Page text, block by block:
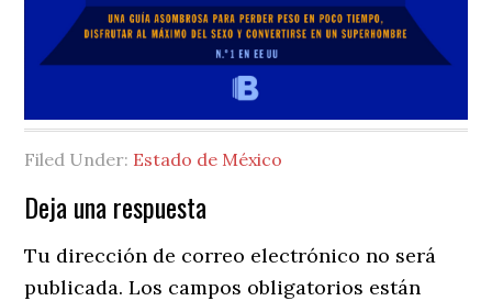
Filed Under: Estado de México
Reader
Interactions
Deja una respuesta
Tu dirección de correo electrónico no será
publicada. Los campos obligatorios están